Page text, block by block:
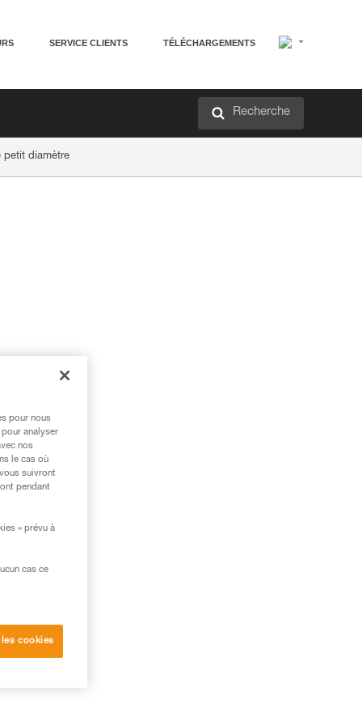
SERVICE CLIENTS TÉLÉCHARGEMENTS
Recherche
petit diamètre
pour nous
analyser
nos
le cas où
suivront
pendant
» prévu à
cas ce
cookies